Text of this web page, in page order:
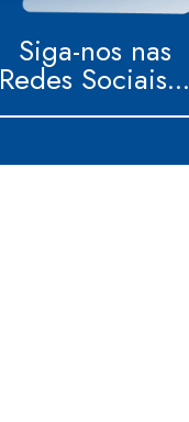
Siga-nos nas
Redes Sociais...